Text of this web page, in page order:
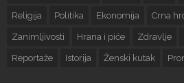
Religija Politika Ekonomija Crna
Zanimljivosti Hrana i piće Zdravlje
Reportaže Istorija Ženski kutak